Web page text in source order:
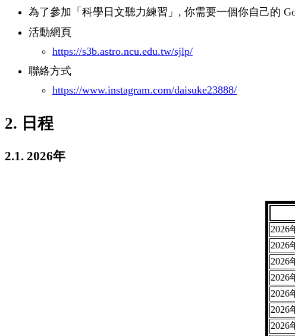
為了參加「科學日文聽力練習」, 你需要一個你自己的
活動網頁
https://s3b.astro.ncu.edu.tw/sjlp/
聯絡方式
https://www.instagram.com/daisuke23888/
2. 日程
2.1. 2026年
2026
2026
2026
2026
2026
2026
2026